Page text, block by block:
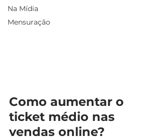
Na Mídia
Mensuração
Como aumentar o
ticket médio nas
vendas online?